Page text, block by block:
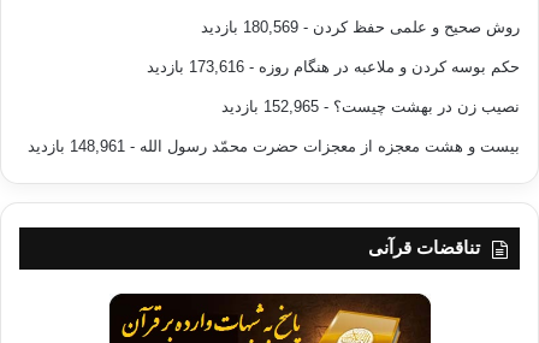
روش صحیح و علمی حفظ کردن - 180,569 بازدید
حکم بوسه کردن و ملاعبه در هنگام روزه - 173,616 بازدید
نصیب زن در بهشت چیست؟ - 152,965 بازدید
بیست و هشت معجزه از معجزات حضرت محمّد رسول الله - 148,961 بازدید
تناقضات قرآنی